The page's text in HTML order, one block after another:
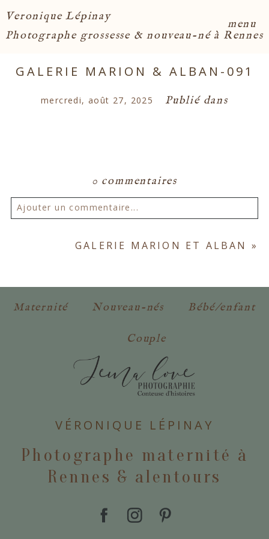
menu
Veronique Lépinay
Photographe grossesse & nouveau-né à Rennes
GALERIE MARION & ALBAN-091
mercredi, août 27, 2025 Publié dans
0 commentaires
Ajouter un commentaire...
Votre email ne serajamais publié ou partagé.
GALERIE MARION ET ALBAN »
Maternité Nouveau-nés Bébé/enfant
Couple
VÉRONIQUE LÉPINAY
Photographe maternité à
Rennes & alentours